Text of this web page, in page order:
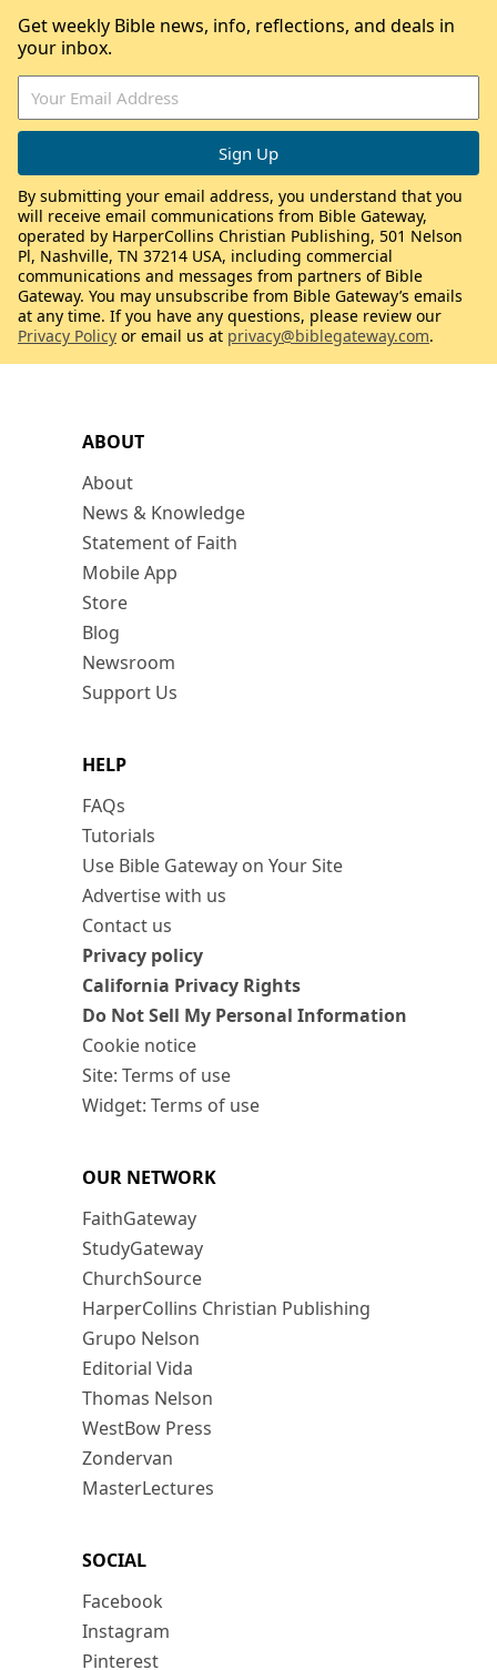
ABOUT
About
News & Knowledge
Statement of Faith
Mobile App
Store
Blog
Newsroom
Support Us
HELP
FAQs
Tutorials
Use Bible Gateway on Your Site
Advertise with us
Contact us
Privacy policy
California Privacy Rights
Do Not Sell My Personal Information
Cookie notice
Site: Terms of use
Widget: Terms of use
OUR NETWORK
FaithGateway
StudyGateway
ChurchSource
HarperCollins Christian Publishing
Grupo Nelson
Editorial Vida
Thomas Nelson
WestBow Press
Zondervan
MasterLectures
SOCIAL
Facebook
Instagram
Pinterest
Get weekly Bible news, info, reflections, and deals in
your inbox.
By submitting your email address, you understand that you
will receive email communications from Bible Gateway,
operated by HarperCollins Christian Publishing, 501 Nelson
Pl, Nashville, TN 37214 USA, including commercial
communications and messages from partners of Bible
Gateway. You may unsubscribe from Bible Gateway’s emails
at any time. If you have any questions, please review our
Privacy Policy or email us at privacy@biblegateway.com.